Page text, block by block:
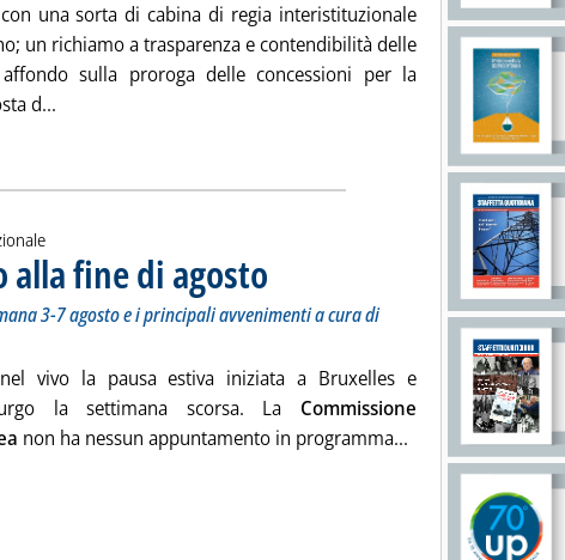
una sorta di cabina di regia interistituzionale
un richiamo a trasparenza e contendibilità delle
sulla proroga delle concessioni per la
d... Leggi tutta la notizia: 'Antitrust, le proposte per il Ddl
alla fine di agosto . Sottotitolo: L'agenda delle istituzioni UE della
. Pubblicata lunedì 03 agosto 2026 alle 11.43.
3-7 agosto e i principali avvenimenti a cura di
vivo la pausa estiva iniziata a Bruxelles e
la settimana scorsa. La Commissione
non ha nessun appuntamento in programma... Leggi tutta la